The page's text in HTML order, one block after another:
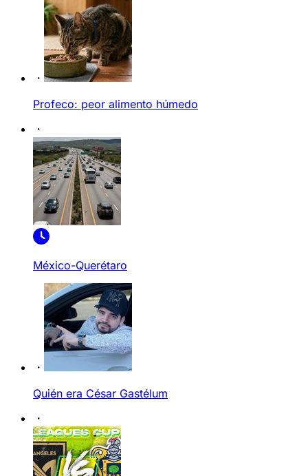
Profeco: peor alimento húmedo
México-Querétaro
Quién era César Gastélum